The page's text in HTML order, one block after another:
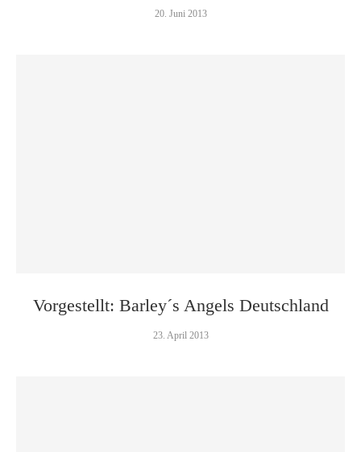
20. Juni 2013
Vorgestellt: Barley´s Angels Deutschland
23. April 2013